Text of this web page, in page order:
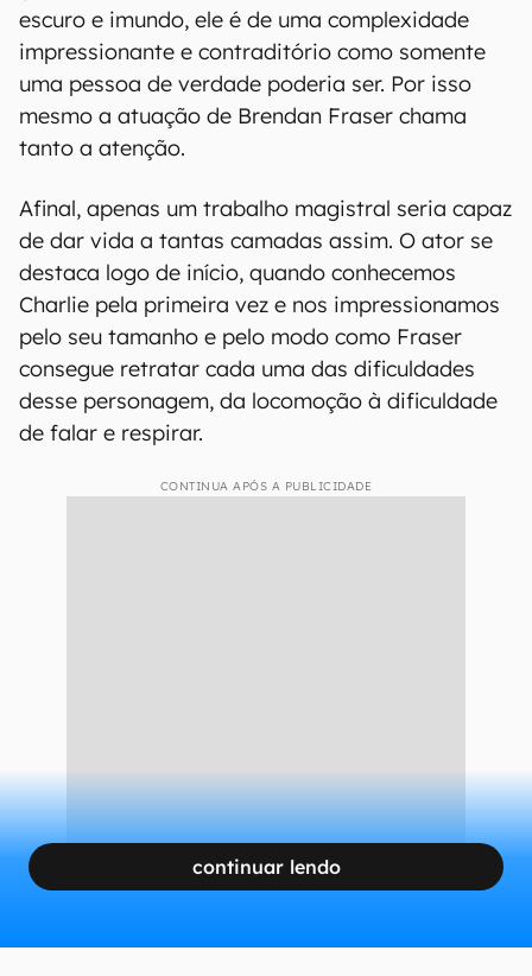
escuro e imundo, ele é de uma complexidade
impressionante e contraditório como somente
uma pessoa de verdade poderia ser. Por isso
mesmo a atuação de Brendan Fraser chama
tanto a atenção.
Afinal, apenas um trabalho magistral seria capaz
de dar vida a tantas camadas assim. O ator se
destaca logo de início, quando conhecemos
Charlie pela primeira vez e nos impressionamos
pelo seu tamanho e pelo modo como Fraser
consegue retratar cada uma das dificuldades
desse personagem, da locomoção à dificuldade
de falar e respirar.
CONTINUA APÓS A PUBLICIDADE
continuar lendo